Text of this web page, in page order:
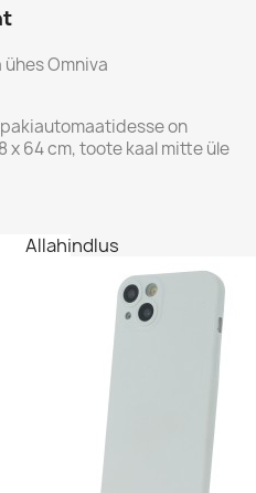
ühes Omniva
on
64 cm, toote kaal mitte üle
Allahindlus